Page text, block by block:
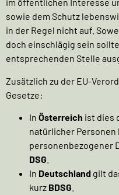
im öffentlichen Interesse
sowie dem Schutz
in der Regel nicht auf.
doch einschlägig sein
entsprechenden Stelle
Zusätzlich zu der EU-
Gesetze:
In Österreich ist dies
natürlicher Personen
personenbezogener
DSG
In Deutschland gilt
kurz BDSG